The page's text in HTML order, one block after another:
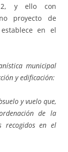
y ello con
proyecto de
en el
municipal
y edificación:
y vuelo que,
de la
recogidos en el